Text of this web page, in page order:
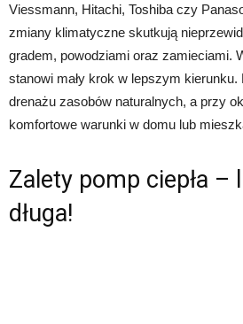
Viessmann, Hitachi, Toshiba czy
zmiany klimatyczne skutkują
gradem, powodziami oraz zamieciami.
stanowi mały krok w lepszym
drenażu zasobów naturalnych, a przy
komfortowe warunki w domu lub
Zalety pomp ciepła –
długa!